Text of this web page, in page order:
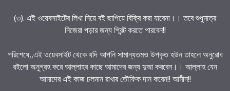
(৩). এই ওয়েবসাইটের লিখা নিয়ে বই ছাপিয়ে বিক্রি করা যাবেনা।। তবে শুধুমাত্র
নিজেরা পড়ার জন্য প্রিন্ট করতে পারবেন!!
পরিশেষে,,এই ওয়েবসাইট থেকে যদি আপনি সামান্যতমও উপকৃত হউন তাহলে অনুরোধ
রইলো অনুগ্রহ করে আল্লাহর কাছে আমাদের জন্য দুআ করবেন।। আল্লাহ যেন
আমাদের এই কাজ চলমান রাখার তৌফিক দান করেন!! আমীন!!